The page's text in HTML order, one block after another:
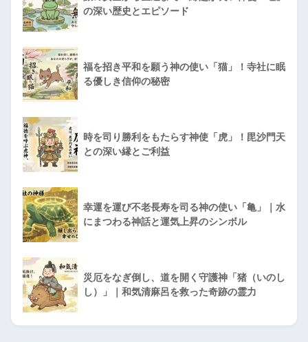
の深い歴史とエピソード
福を招き平和を願う神の使い「猫」！寺社に眠
る優しき信仰の秘密
時を司り勝利をもたらす神使「虎」！毘沙門天
との深い縁とご利益
幸運を運び不老長寿を司る神の使い「亀」｜水
にまつわる神話と運気上昇のシンボル
災厄をなぎ倒し、道を開く守護神「猪（いのし
し）」｜和気清麻呂を救った奇跡の霊力